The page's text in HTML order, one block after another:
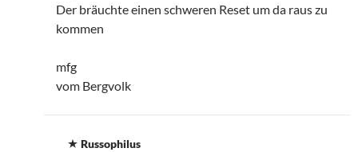
Der bräuchte einen schweren Reset um da raus zu
kommen
mfg
vom Bergvolk
Russophilus